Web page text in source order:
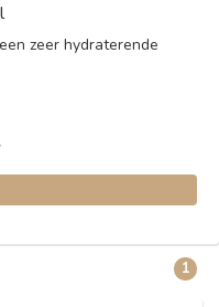
zeer hydraterende
1